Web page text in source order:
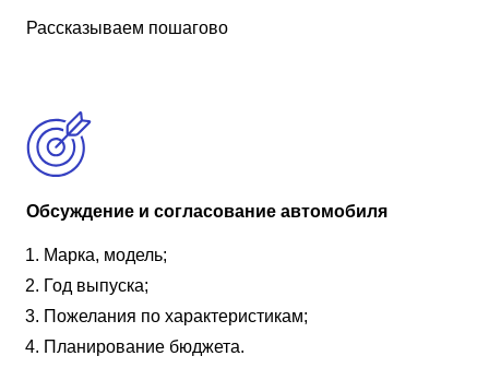
Рассказываем пошагово
Обсуждение и согласование автомобиля
Марка, модель;
Год выпуска;
Пожелания по характеристикам;
Планирование бюджета.